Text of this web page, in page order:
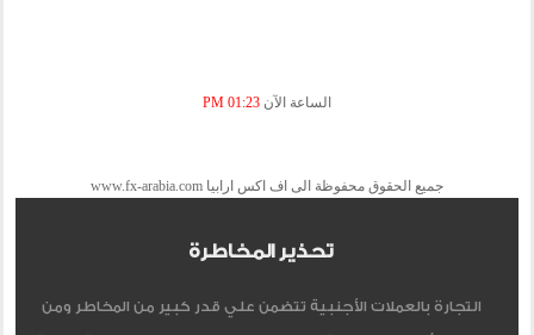
الساعة الآن 01:23 PM
جميع الحقوق محفوظة الى اف اكس ارابيا www.fx-arabia.com
تحذير المخاطرة
التجارة بالعملات الأجنبية تتضمن علي قدر كبير من المخاطر ومن